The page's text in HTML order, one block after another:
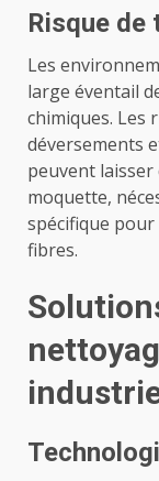
Risque de
Les
large éventail
chimiques. Les
déversements
peuvent
moquette,
spécifique
fibres.